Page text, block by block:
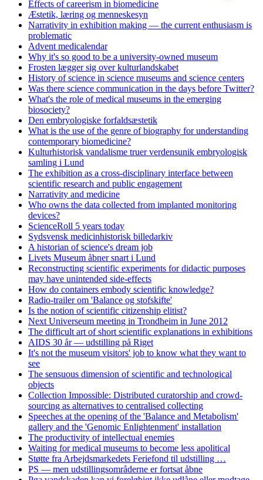
Effects of careerism in biomedicine
Æstetik, læring og menneskesyn
Narrativity in exhibition making — the current enthusiasm is
problematic
Advent medicalendar
Why it's so good to be a university-owned museum
Frosten lægger sig over kulturlandskabet
History of science in science museums and science centers
Was there science communication in the days before Twitter?
What's the role of medical museums in the emerging
biosociety?
Den embryologiske forfaldsæstetik
What is the use of the genre of biography for understanding
contemporary biomedicine?
Kulturhistorisk vandalisme truer verdensunik embryologisk
samling i Lund
The exhibition as a cross-disciplinary interface between
scientific research and public engagement
Narrativity and medicine
Who owns the data collected from implanted monitoring
devices?
ScienceRoll 5 years today
Sydsvensk medicinhistorisk billedarkiv
A historian of science's dream job
Livets Museum åbner snart i Lund
Reconstructing scientific experiments for didactic purposes
may have unintended side-effects
How do containers embody scientific knowledge?
Radio-trailer om 'Balance og stofskifte'
Is the notion of scientific citizenship elitist?
Next Universeum meeting in Trondheim in June 2012
The difficult art of short scientific explanations in exhibitions
AIDS 30 år — udstilling på Riget
It's not the museum visitors' job to know what they want to
see
The sensuous dimension of scientific and technological
objects
Collection Impossible: Distributed curatorship and crowd-
sourcing as alternatives to centralised collecting
Speeches at the opening of the 'Balance and Metabolism'
gallery and the 'Genomic Enlightenment' installation
The productivity of intellectual enemies
Waiting for medical museums to become less apolitical
Støtte fra Arbejdsmarkedets Feriefond til udstilling …
PS — men udstillingsområderne er fortsat åbne